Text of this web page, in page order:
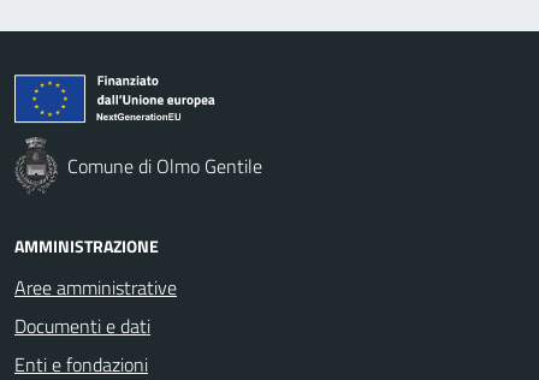
Comune di Olmo Gentile
AMMINISTRAZIONE
Aree amministrative
Documenti e dati
Enti e fondazioni